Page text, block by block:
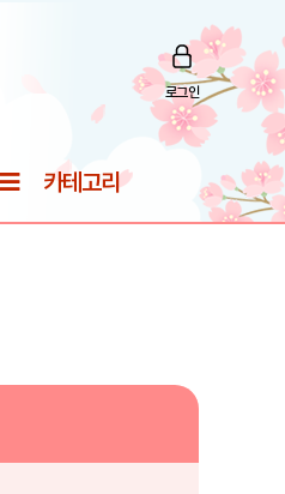
로그인
카테고리